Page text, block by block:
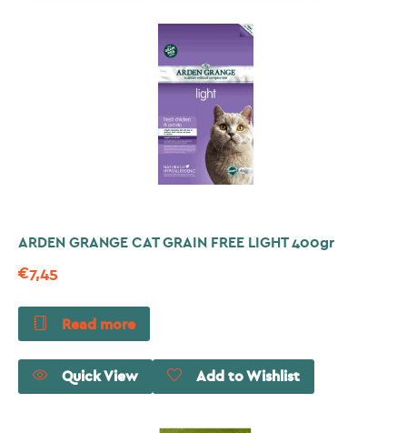
ARDEN GRANGE CAT GRAIN FREE LIGHT 400gr
€7,45
Read more
Quick View Add to Wishlist